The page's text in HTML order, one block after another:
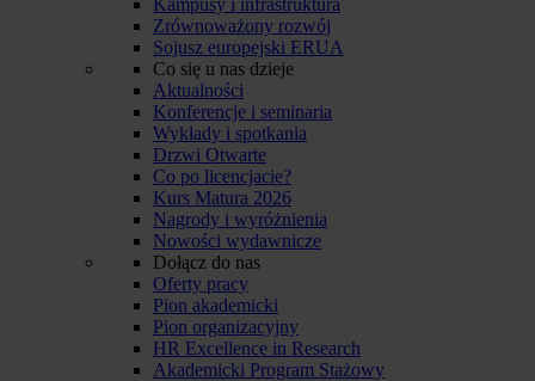
Zrównoważony rozwój
Sojusz europejski ERUA
Co się u nas dzieje
Aktualności
Konferencje i seminaria
Wykłady i spotkania
Drzwi Otwarte
Co po licencjacie?
Kurs Matura 2026
Nagrody i wyróżnienia
Nowości wydawnicze
Dołącz do nas
Oferty pracy
Pion akademicki
Pion organizacyjny
HR Excellence in Research
Akademicki Program Stażowy